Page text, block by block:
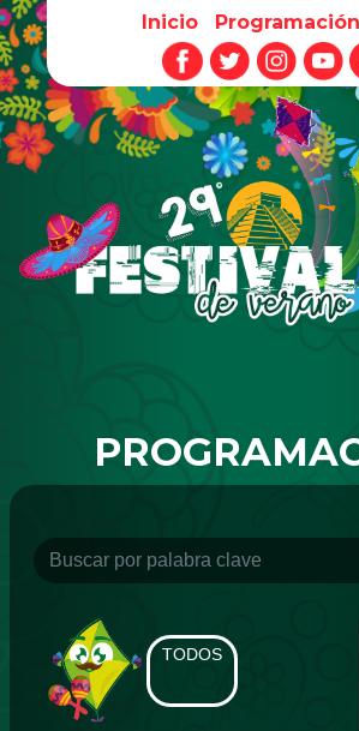
Pasar al contenido principal
Inicio Programación
TODOS